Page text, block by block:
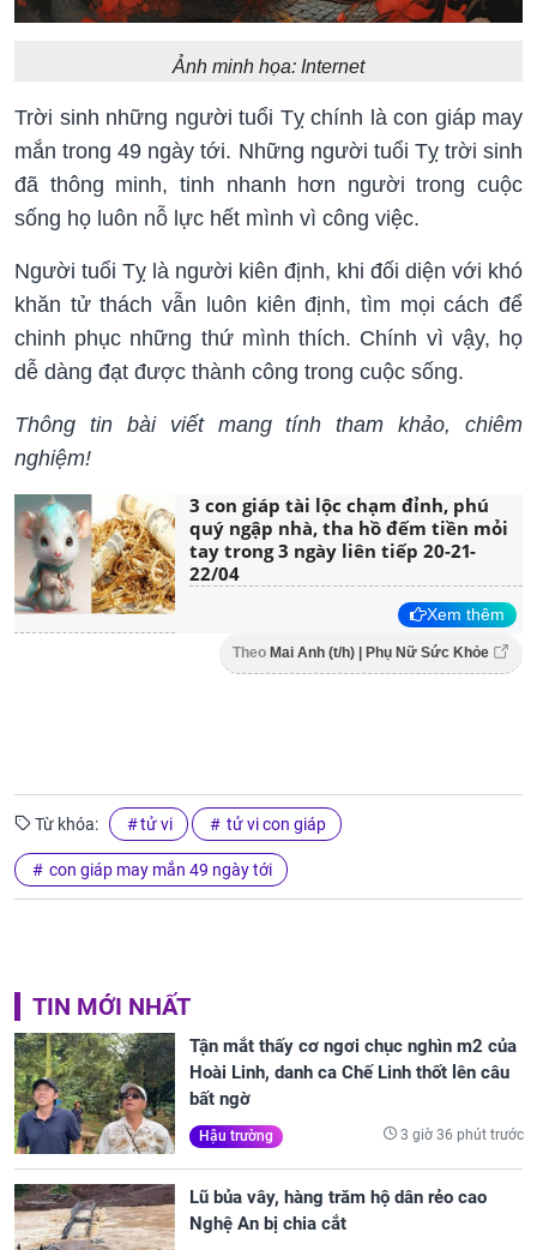
Ảnh minh họa: Internet
Trời sinh những người tuổi Tỵ chính là con giáp may
mắn trong 49 ngày tới. Những người tuổi Tỵ trời sinh
đã thông minh, tinh nhanh hơn người trong cuộc
sống họ luôn nỗ lực hết mình vì công việc.
Người tuổi Tỵ là người kiên định, khi đối diện với khó
khăn tử thách vẫn luôn kiên định, tìm mọi cách để
chinh phục những thứ mình thích. Chính vì vậy, họ
dễ dàng đạt được thành công trong cuộc sống.
Thông tin bài viết mang tính tham khảo, chiêm
nghiệm!
3 con giáp tài lộc chạm đỉnh, phú
quý ngập nhà, tha hồ đếm tiền mỏi
tay trong 3 ngày liên tiếp 20-21-
22/04
Xem thêm
Theo Mai Anh (t/h) | Phụ Nữ Sức Khỏe
Từ khóa: tử vi tử vi con giáp
con giáp may mắn 49 ngày tới
TIN MỚI NHẤT
Tận mắt thấy cơ ngơi chục nghìn m2 của
Hoài Linh, danh ca Chế Linh thốt lên câu
bất ngờ
Hậu trường 3 giờ 36 phút trước
Lũ bủa vây, hàng trăm hộ dân rẻo cao
Nghệ An bị chia cắt